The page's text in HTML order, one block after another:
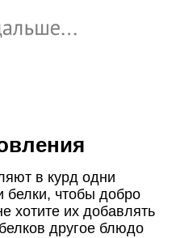
в курд одни
белки, чтобы добро
хотите их добавлять
другое блюдо